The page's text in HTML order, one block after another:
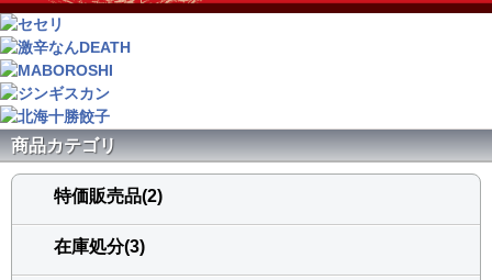
商品カテゴリ
特価販売品(2)
在庫処分(3)